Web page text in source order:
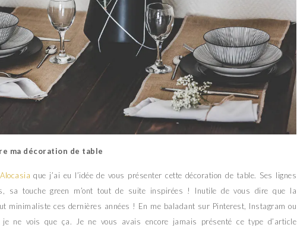
ma décoration de table
Alocasia que j’ai eu l’idée de vous présenter cette décoration de table. Ses lignes
sa touche green m’ont tout de suite inspirées ! Inutile de vous dire que la
minimaliste ces dernières années ! En me baladant sur Pinterest, Instagram ou
ne vois que ça. Je ne vous avais encore jamais présenté ce type d’article